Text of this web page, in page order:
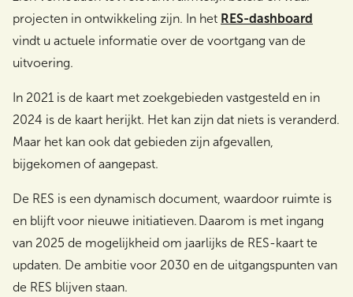
projecten in ontwikkeling zijn. In het RES-dashboard
vindt u actuele informatie over de voortgang van de
uitvoering.
In 2021 is de kaart met zoekgebieden vastgesteld en in
2024 is de kaart herijkt. Het kan zijn dat niets is veranderd.
Maar het kan ook dat gebieden zijn afgevallen,
bijgekomen of aangepast.
De RES is een dynamisch document, waardoor ruimte is
en blijft voor nieuwe initiatieven. Daarom is met ingang
van 2025 de mogelijkheid om jaarlijks de RES-kaart te
updaten. De ambitie voor 2030 en de uitgangspunten van
de RES blijven staan.